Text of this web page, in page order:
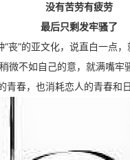
没有苦劳有疲劳
最后只剩发牢骚了
丧”的亚文化，说直白一点
微不如自己的意，就满嘴牢
青春，也消耗恋人的青春和